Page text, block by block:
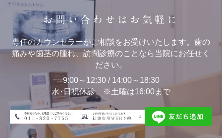
お問い合わせはお気軽に
専任のカウンセラーがご相談をお受けいたします。歯の
痛みや歯茎の腫れ、訪問診療のことなら当院にお任せく
ださい。
9:00～12:30 / 14:00～18:30
水･日祝休診 ※土曜は16:00まで